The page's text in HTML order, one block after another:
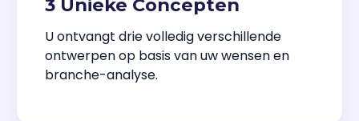
3 Unieke Concepten
U ontvangt drie volledig verschillende
ontwerpen op basis van uw wensen en
branche-analyse.